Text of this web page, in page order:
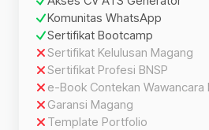
Komunitas WhatsApp
Sertifikat Bootcamp
Sertifikat Kelulusan Magang
Sertifikat Profesi BNSP
e-Book Contekan Wawancara
Garansi Magang
Template Portfolio